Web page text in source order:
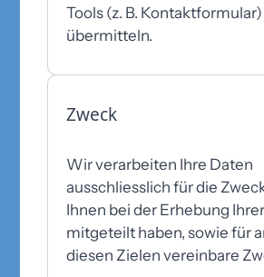
Tools (z. B.
übermitteln.
Zweck
Wir verarbeiten Ihre Daten
ausschliesslich für die
Ihnen bei der Erhebung
mitgeteilt haben, sowie für
diesen Zielen vereinbare